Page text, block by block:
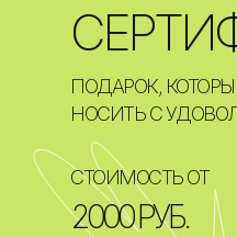
ПОДАРОК,
НОСИТЬ С
СТОИМОСТЬ ОТ
2000 РУБ.